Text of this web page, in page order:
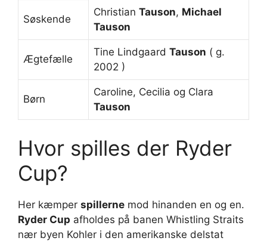
Søskende
Christian Tauson, Michael
Tauson
Ægtefælle
Tine Lindgaard Tauson ( g.
2002 )
Børn
Caroline, Cecilia og Clara
Tauson
Hvor spilles der Ryder
Cup?
Her kæmper spillerne mod hinanden en og en.
Ryder Cup afholdes på banen Whistling Straits
nær byen Kohler i den amerikanske delstat